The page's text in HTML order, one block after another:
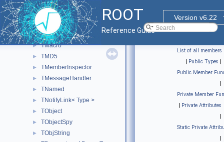
ROOT
Version v6.22
Reference Guide
► TGuiFactory
► TInetAddress
► TInspectorImp
► TListOfTypes
► TMacro
► TMD5
► TMemberInspector
► TMessageHandler
► TNamed
► TNotifyLink< Type >
► TObject
► TObjectSpy
► TObjString
List of all members
| Public Types |
Public Member
|
Private Member
| Private Attributes
|
Static Private
|